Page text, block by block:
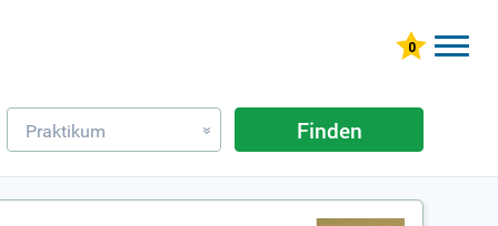
Praktikum » Finden